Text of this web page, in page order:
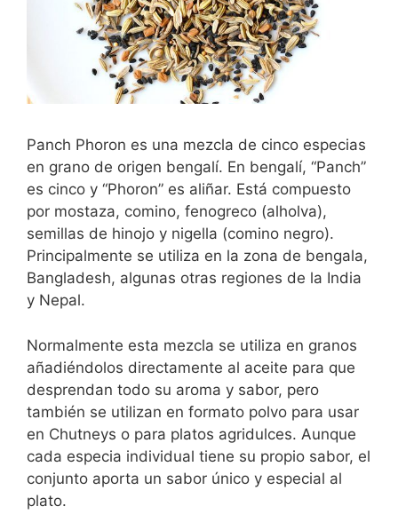
Panch Phoron es una mezcla de cinco especias
en grano de origen bengalí. En bengalí, “Panch”
es cinco y “Phoron” es aliñar. Está compuesto
por mostaza, comino, fenogreco (alholva),
semillas de hinojo y nigella (comino negro).
Principalmente se utiliza en la zona de bengala,
Bangladesh, algunas otras regiones de la India
y Nepal.
Normalmente esta mezcla se utiliza en granos
añadiéndolos directamente al aceite para que
desprendan todo su aroma y sabor, pero
también se utilizan en formato polvo para usar
en Chutneys o para platos agridulces. Aunque
cada especia individual tiene su propio sabor, el
conjunto aporta un sabor único y especial al
plato.